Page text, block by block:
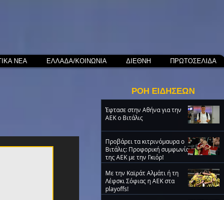
ΝΕΑ ΕΛΛΑΔΑ/ΚΟΙΝΩΝΙΑ ΔΙΕΘΝΗ ΠΡΩΤΟΣΕΛΙΔΑ
ΡΟΗ ΕΙΔΗΣΕΩΝ
Έφτασε στην Αθήνα για την
ΑΕΚ ο Βιτάλις
Προβάρει τα κιτρινόμαυρα ο
Βιτάλις: Προφορική συμφωνία
της ΑΕΚ με την Γκιόρ!
Με την Καϊράτ Αλμάτι ή τη
Λέφσκι Σόφιας η ΑΕΚ στα
playoffs!